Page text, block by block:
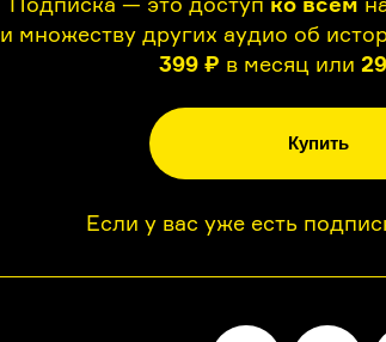
и множеству других аудио об
399 ₽ в месяц или
Купить
Если у вас уже есть